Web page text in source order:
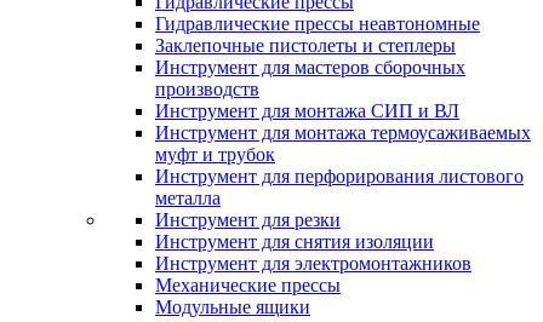
Гидравлические прессы неавтономные
Заклепочные пистолеты и степлеры
Инструмент для мастеров сборочных
производств
Инструмент для монтажа СИП и ВЛ
Инструмент для монтажа термоусаживаемых
муфт и трубок
Инструмент для перфорирования листового
металла
Инструмент для резки
Инструмент для снятия изоляции
Инструмент для электромонтажников
Механические прессы
Модульные ящики